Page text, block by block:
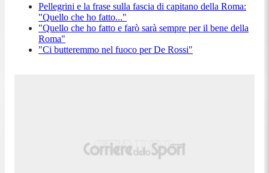
Pellegrini e la frase sulla fascia di capitano della Roma:
"Quello che ho fatto..."
"Quello che ho fatto e farò sarà sempre per il bene della
Roma"
"Ci butteremmo nel fuoco per De Rossi"